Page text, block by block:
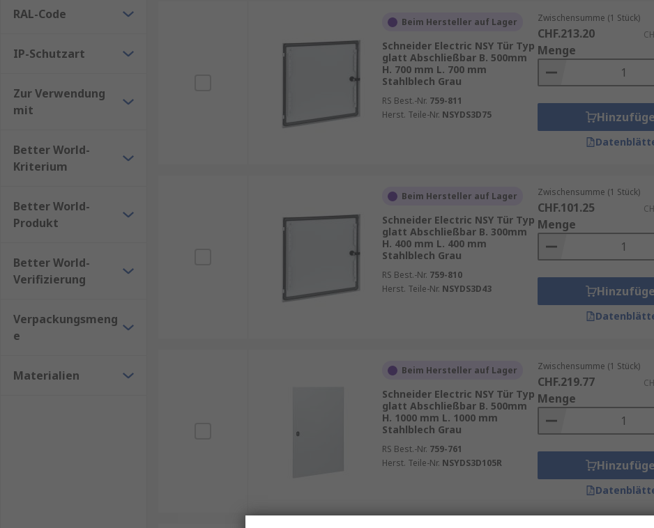
senkt, sondern auch die Umweltbelastung verringert.
Auch die Materialwahl spielt eine Rolle in der Nachhaltigkeit. Langlebige Materialien und eine robuste Bauweise
Gehäusetüren über viele Jahre hinweg genutzt werden können, ohne häufig ersetzt werden zu müssen.
RAL-Code
IP-Schutzart
Zur Verwendung
mit
Better World-
Kriterium
Better World-
Produkt
Better World-
Verifizierung
Verpackungsmeng
e
Materialien
Beim Hersteller auf Lager
Schneider Electric NSY Tür Typ
glatt Abschließbar B. 500mm
H. 700 mm L. 700 mm
Stahlblech Grau
RS Best.-Nr. 759-811
Herst. Teile-Nr. NSYDS3D75
Zwischensumme (1 Stück)
CHF.213.20
Menge
Beim Hersteller auf Lager
Schneider Electric NSY Tür Typ
glatt Abschließbar B. 300mm
H. 400 mm L. 400 mm
Stahlblech Grau
RS Best.-Nr. 759-810
Herst. Teile-Nr. NSYDS3D43
Zwischensumme (1 Stück)
CHF.101.25
Menge
Beim Hersteller auf Lager
Schneider Electric NSY Tür Typ
glatt Abschließbar B. 500mm
H. 1000 mm L. 1000 mm
Stahlblech Grau
RS Best.-Nr. 759-761
Herst. Teile-Nr. NSYDS3D105R
Zwischensumme (1 Stück)
CHF.219.77
Menge